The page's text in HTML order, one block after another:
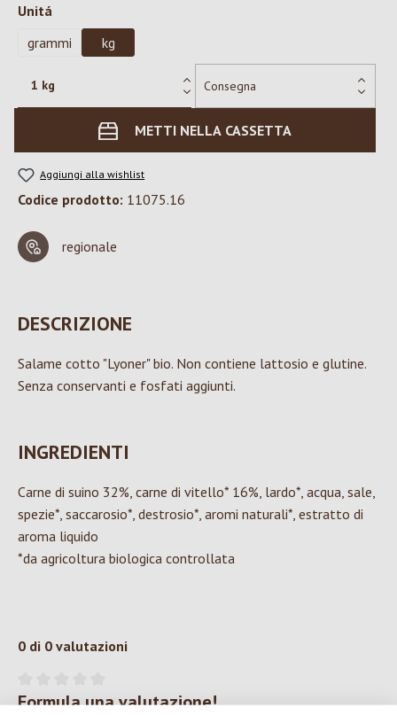
Seleziona
Unitá
grammi
kg
METTI NELLA CASSETTA
Aggiungi alla wishlist
Codice prodotto: 11075.16
regionale
DESCRIZIONE
Salame cotto "Lyoner" bio. Non contiene lattosio e glutine.
Senza conservanti e fosfati aggiunti.
INGREDIENTI
Carne di suino 32%, carne di vitello* 16%, lardo*, acqua, sale,
spezie*, saccarosio*, destrosio*, aromi naturali*, estratto di
aroma liquido
*da agricoltura biologica controllata
0 di 0 valutazioni
Valutazione media di 0 su 5 stelle
Formula una valutazione!